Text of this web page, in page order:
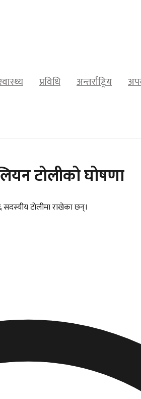
प्रविधि अन्तर्राष्ट्रिय
टोलीको घोषणा
सदस्यीय टोलीमा राखेका छन्।